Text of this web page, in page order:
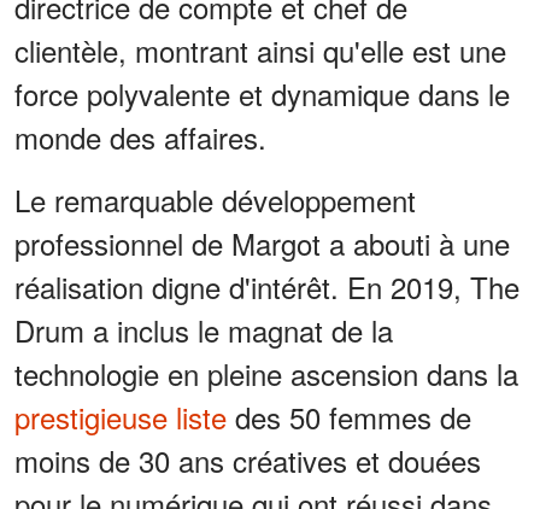
clientèle, montrant ainsi qu'elle est une
force polyvalente et dynamique dans le
monde des affaires.
Le remarquable développement
professionnel de Margot a abouti à une
réalisation digne d'intérêt. En 2019, The
Drum a inclus le magnat de la
technologie en pleine ascension dans la
prestigieuse liste des 50 femmes de
moins de 30 ans créatives et douées